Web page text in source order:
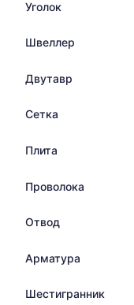
Уголок
Швеллер
Двутавр
Сетка
Плита
Проволока
Отвод
Арматура
Шестигранник